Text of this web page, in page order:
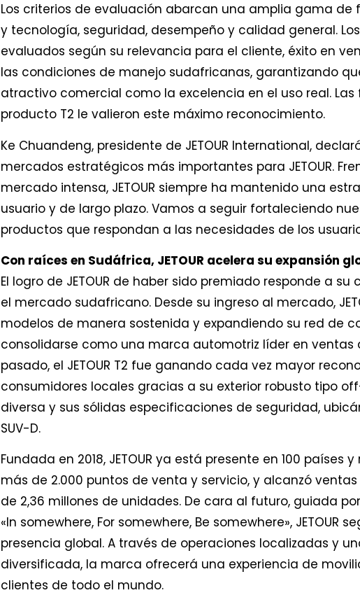
Los criterios de evaluación abarcan una amplia gama de
y tecnología, seguridad, desempeño y calidad general.
evaluados según su relevancia para el cliente, éxito en
las condiciones de manejo sudafricanas, garantizando
atractivo comercial como la excelencia en el uso real.
producto T2 le valieron este máximo reconocimiento.
Ke Chuandeng, presidente de JETOUR International,
mercados estratégicos más importantes para JETOUR.
mercado intensa, JETOUR siempre ha mantenido una
usuario y de largo plazo. Vamos a seguir fortaleciendo
productos que respondan a las necesidades de los
Con raíces en Sudáfrica, JETOUR acelera su expansión
El logro de JETOUR de haber sido premiado responde a
el mercado sudafricano. Desde su ingreso al mercado,
modelos de manera sostenida y expandiendo su red de
consolidarse como una marca automotriz líder en ventas
pasado, el JETOUR T2 fue ganando cada vez mayor
consumidores locales gracias a su exterior robusto tipo
diversa y sus sólidas especificaciones de seguridad,
SUV-D.
Fundada en 2018, JETOUR ya está presente en 100
más de 2.000 puntos de venta y servicio, y alcanzó
de 2,36 millones de unidades. De cara al futuro, guiada
«In somewhere, For somewhere, Be somewhere», JETOUR
presencia global. A través de operaciones localizadas y
diversificada, la marca ofrecerá una experiencia de
clientes de todo el mundo.